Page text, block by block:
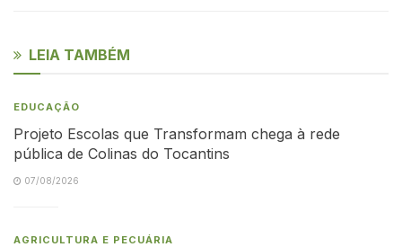
LEIA TAMBÉM
EDUCAÇÃO
Projeto Escolas que Transformam chega à rede
pública de Colinas do Tocantins
07/08/2026
AGRICULTURA E PECUÁRIA